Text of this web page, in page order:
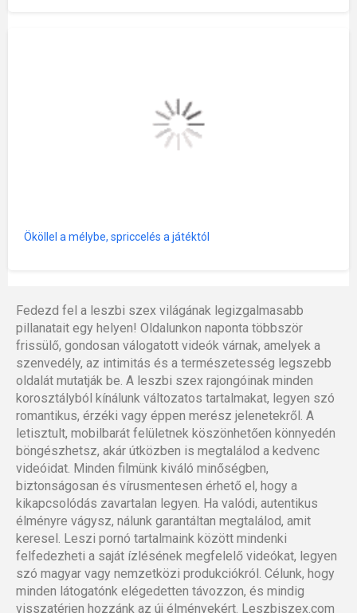
Ököllel a mélybe, spriccelés a játéktól
Fedezd fel a leszbi szex világának legizgalmasabb
pillanatait egy helyen! Oldalunkon naponta többször
frissülő, gondosan válogatott videók várnak, amelyek a
szenvedély, az intimitás és a természetesség legszebb
oldalát mutatják be. A leszbi szex rajongóinak minden
korosztályból kínálunk változatos tartalmakat, legyen szó
romantikus, érzéki vagy éppen merész jelenetekről. A
letisztult, mobilbarát felületnek köszönhetően könnyedén
böngészhetsz, akár útközben is megtalálod a kedvenc
videóidat. Minden filmünk kiváló minőségben,
biztonságosan és vírusmentesen érhető el, hogy a
kikapcsolódás zavartalan legyen. Ha valódi, autentikus
élményre vágysz, nálunk garantáltan megtalálod, amit
keresel. Leszi pornó tartalmaink között mindenki
felfedezheti a saját ízlésének megfelelő videókat, legyen
szó magyar vagy nemzetközi produkciókról. Célunk, hogy
minden látogatónk elégedetten távozzon, és mindig
visszatérjen hozzánk az új élményekért. Leszbiszex.com